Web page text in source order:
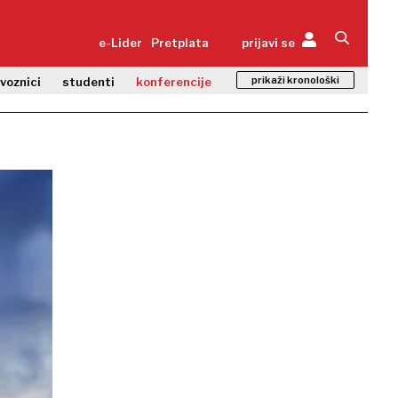
e-Lider Pretplata prijavi se
studenti konferencije prikaži kronološki